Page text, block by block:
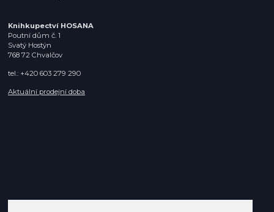
Knihkupectví HOSANA
Poutní dům č. 1
Svatý Hostýn
768 72 Chvalčov
tel.: +420 603 279 290
Aktuální prodejní doba